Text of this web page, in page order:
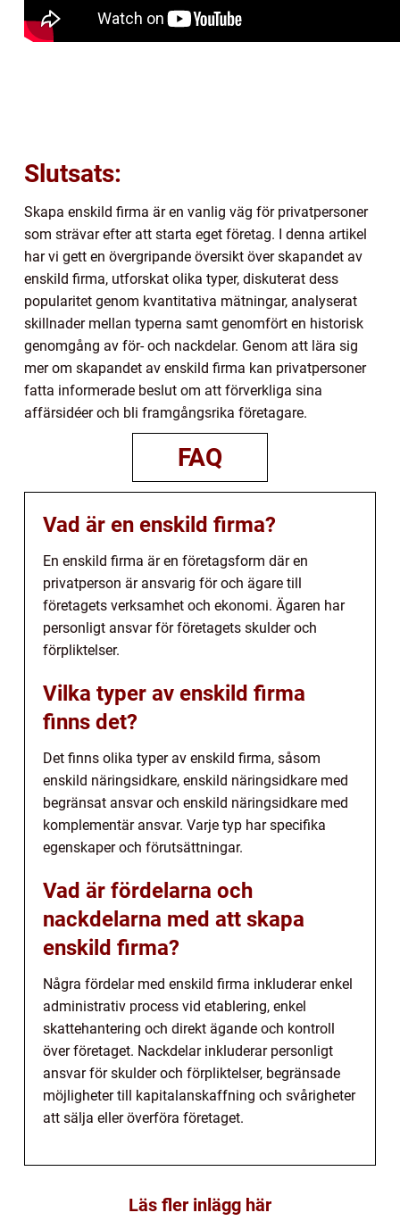
Slutsats:
Skapa enskild firma är en vanlig väg för privatpersoner
som strävar efter att starta eget företag. I denna artikel
har vi gett en övergripande översikt över skapandet av
enskild firma, utforskat olika typer, diskuterat dess
popularitet genom kvantitativa mätningar, analyserat
skillnader mellan typerna samt genomfört en historisk
genomgång av för- och nackdelar. Genom att lära sig
mer om skapandet av enskild firma kan privatpersoner
fatta informerade beslut om att förverkliga sina
affärsidéer och bli framgångsrika företagare.
FAQ
Vad är en enskild firma?
En enskild firma är en företagsform där en
privatperson är ansvarig för och ägare till
företagets verksamhet och ekonomi. Ägaren har
personligt ansvar för företagets skulder och
förpliktelser.
Vilka typer av enskild firma
finns det?
Det finns olika typer av enskild firma, såsom
enskild näringsidkare, enskild näringsidkare med
begränsat ansvar och enskild näringsidkare med
komplementär ansvar. Varje typ har specifika
egenskaper och förutsättningar.
Vad är fördelarna och
nackdelarna med att skapa
enskild firma?
Några fördelar med enskild firma inkluderar enkel
administrativ process vid etablering, enkel
skattehantering och direkt ägande och kontroll
över företaget. Nackdelar inkluderar personligt
ansvar för skulder och förpliktelser, begränsade
möjligheter till kapitalanskaffning och svårigheter
att sälja eller överföra företaget.
Läs fler inlägg här